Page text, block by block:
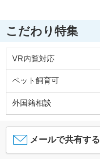
こだわり特集
VR内覧対応
ペット飼育可
外国籍相談
メールで共有する